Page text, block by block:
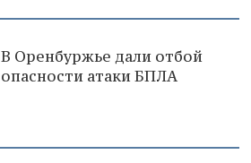
В Оренбуржье дали отбой
опасности атаки БПЛА